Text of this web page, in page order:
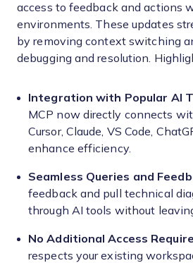
access to feedback and actions
environments. These updates
by removing context switching
debugging and resolution.
Integration with Popular AI
MCP now directly connects
Cursor, Claude, VS Code,
enhance efficiency.
Seamless Queries and
feedback and pull technical
through AI tools without
No Additional Access
respects your existing